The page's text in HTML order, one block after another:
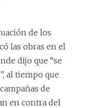
de los
las obras en el
dijo que “se
al tiempo que
de
en contra del